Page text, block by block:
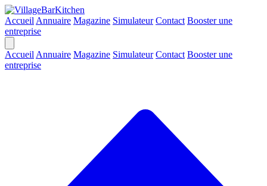
Accueil Annuaire Magazine Simulateur Contact Booster une
entreprise
Accueil Annuaire Magazine Simulateur Contact Booster une
entreprise